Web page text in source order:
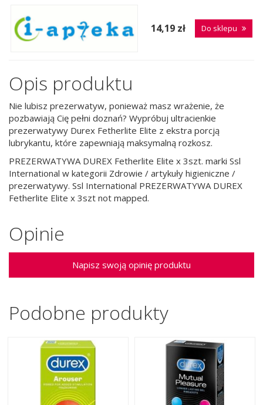
14,19 zł Do sklepu
Opis produktu
Nie lubisz prezerwatyw, ponieważ masz wrażenie, że
pozbawiają Cię pełni doznań? Wypróbuj ultracienkie
prezerwatywy Durex Fetherlite Elite z ekstra porcją
lubrykantu, które zapewniają maksymalną rozkosz.
PREZERWATYWA DUREX Fetherlite Elite x 3szt. marki Ssl
International w kategorii Zdrowie / artykuły higieniczne /
prezerwatywy. Ssl International PREZERWATYWA DUREX
Fetherlite Elite x 3szt not mapped.
Opinie
Napisz swoją opinię produktu
Podobne produkty